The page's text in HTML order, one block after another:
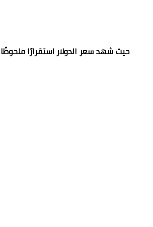
حيث شهد سعر الدولار استقرارًا